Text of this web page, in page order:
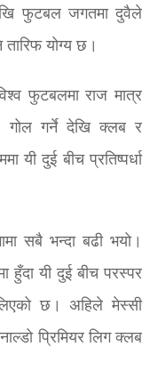
फुटबल जगतमा दुवैले
योग्य छ।
फुटबलमा राज मात्र
गोल गर्ने देखि क्लब र
यी दुई बीच प्रतिष्पर्धा
सबै भन्दा बढी भयो।
हुँदा यी दुई बीच परस्पर
छ। अहिले मेस्सी
प्रिमियर लिग क्लब